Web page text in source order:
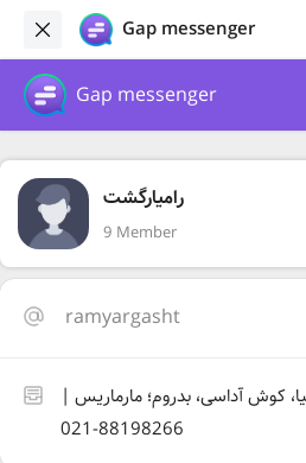
Gap messenger
Gap messenger
رامیارگشت
9 Member
ramyargasht
کوش آداسی، بدروم؛ مارماریس |
88198266-021